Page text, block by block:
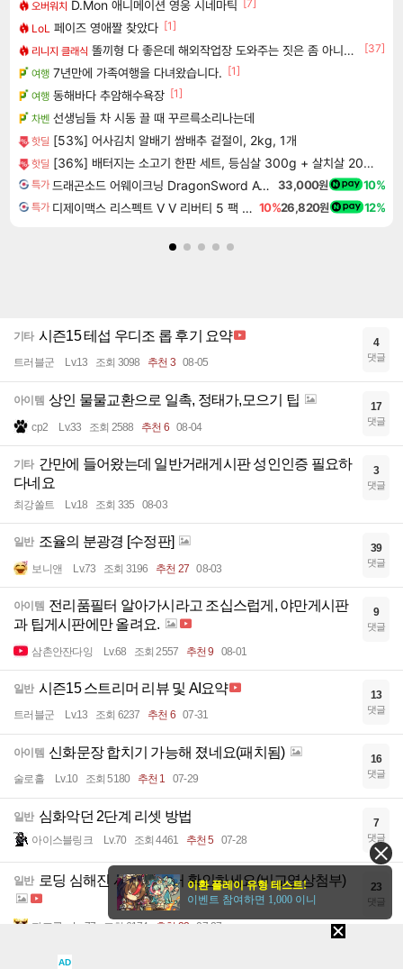
오버워치 D.Mon 애니메이션 영웅 시네마틱 [7]
LoL 페이즈 영애짤 찾았다 [1]
리니지 클래식 똘끼형 다 좋은데 해외작업장 도와주는 짓은 좀 아니지않냐?
[37]
여행 7년만에 가족여행을 다녀왔습니다. [1]
여행 동해바다 추암해수욕장 [1]
차벤 선생님들 차 시동 끌 때 꾸르륵소리나는데
핫딜 [53%] 어사김치 알배기 쌈배추 겉절이, 2kg, 1개
핫딜 [36%] 배터지는 소고기 한판 세트, 등심살 300g + 살치살 200g + 부채살 200g + 갈비살 200g + 우삼겹 300g, 1.2kg, 1세트
특가 드래곤소드 어웨이크닝 DragonSword Awakening 33,000원 10%
특가 디제이맥스 리스펙트 V V 리버티 5 팩 DJMAX RESPECT V V Liberty 5 Pack DLC 10%26,820원 12%
기타 시즌15 테섭 우디조 롭 후기 요약
트러블군 Lv.13 조회 3098 추천 3 08-05
4
댓글
아이템 상인 물물교환으로 일촉, 정태가,모으기 팁
cp2 Lv.33 조회 2588 추천 6 08-04
17
댓글
기타 간만에 들어왔는데 일반거래게시판 성인인증 필요하
다네요
최강쏠트 Lv.18 조회 335 08-03
3
댓글
일반 조율의 분광경 [수정판]
보니앤 Lv.73 조회 3196 추천 27 08-03
39
댓글
아이템 전리품필터 알아가시라고 조십스럽게, 야만게시판
과 팁게시판에만 올려요.
삼촌안잔다잉 Lv.68 조회 2557 추천 9 08-01
9
댓글
일반 시즌15 스트리머 리뷰 및 AI요약
트러블군 Lv.13 조회 6237 추천 6 07-31
13
댓글
아이템 신화문장 합치기 가능해 졌네요(패치됨)
술로홀 Lv.10 조회 5180 추천 1 07-29
16
댓글
일반 심화악던 2단계 리셋 방법
아이스블링크 Lv.70 조회 4461 추천 5 07-28
7
댓글
일반 로딩 심해진 사람들 이거 확인하세요(비교영상첨부)
파프롤 Lv.77 조회 6174 추천 22 07-27
23
댓글
지하도시 보석 무한 구매 방법
AD
이환 플레이 유형 테스트!
이벤트 참여하면 1,000 이니